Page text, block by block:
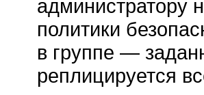
администратору
политики
в группе —
реплицируется